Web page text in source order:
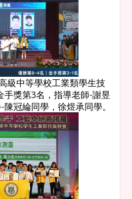
級中等學校工業類學生技
手獎第3名，指導老師-謝昱
冠綸同學，徐煜承同學。